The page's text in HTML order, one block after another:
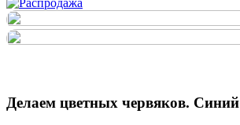
Делаем цветных червяков. Синий